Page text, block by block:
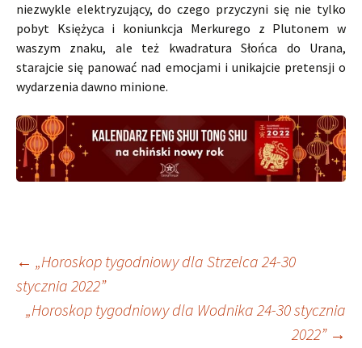
niezwykle elektryzujący, do czego przyczyni się nie tylko
pobyt Księżyca i koniunkcja Merkurego z Plutonem w
waszym znaku, ale też kwadratura Słońca do Urana,
starajcie się panować nad emocjami i unikajcie pretensji o
wydarzenia dawno minione.
Nawigacja
wpisu
← „Horoskop tygodniowy dla Strzelca 24-30
stycznia 2022”
„Horoskop tygodniowy dla Wodnika 24-30 stycznia
2022” →